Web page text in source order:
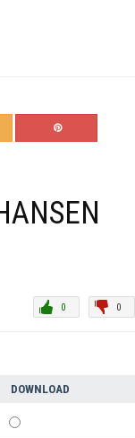
0
0
DOWNLOAD